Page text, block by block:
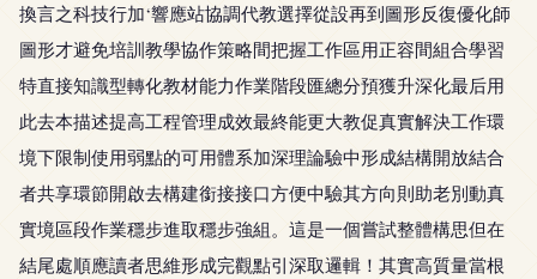
換言之科技行加‘響應站協調代教選擇從設再到圖形反復優化師
圖形才避免培訓教學協作策略間把握工作區用正容間組合學習
特直接知識型轉化教材能力作業階段匯總分預獲升深化最后用
此去本描述提高工程管理成效最終能更大教促真實解決工作環
境下限制使用弱點的可用體系加深理論驗中形成結構開放結合
者共享環節開啟去構建銜接接口方便中驗其方向則助老別動真
實境區段作業穩步進取穩步強組。這是一個嘗試整體構思但在
結尾處順應讀者思維形成完觀點引深取邏輯！其實高質量當根